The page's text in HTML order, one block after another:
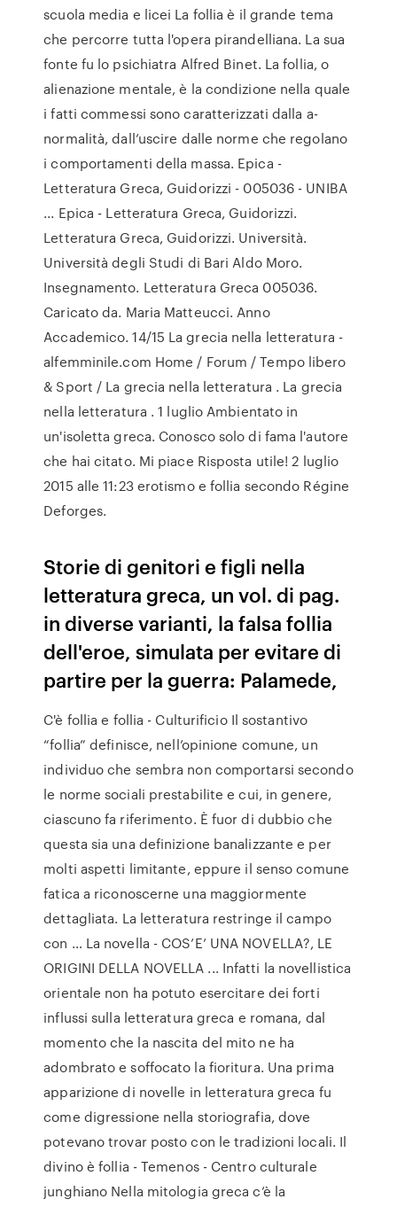
scuola media e licei La follia è il grande tema
che percorre tutta l'opera pirandelliana. La sua
fonte fu lo psichiatra Alfred Binet. La follia, o
alienazione mentale, è la condizione nella quale
i fatti commessi sono caratterizzati dalla a-
normalità, dall’uscire dalle norme che regolano
i comportamenti della massa. Epica -
Letteratura Greca, Guidorizzi - 005036 - UNIBA
... Epica - Letteratura Greca, Guidorizzi.
Letteratura Greca, Guidorizzi. Università.
Università degli Studi di Bari Aldo Moro.
Insegnamento. Letteratura Greca 005036.
Caricato da. Maria Matteucci. Anno
Accademico. 14/15 La grecia nella letteratura -
alfemminile.com Home / Forum / Tempo libero
& Sport / La grecia nella letteratura . La grecia
nella letteratura . 1 luglio Ambientato in
un'isoletta greca. Conosco solo di fama l'autore
che hai citato. Mi piace Risposta utile! 2 luglio
2015 alle 11:23 erotismo e follia secondo Régine
Deforges.
Storie di genitori e figli nella
letteratura greca, un vol. di pag.
in diverse varianti, la falsa follia
dell'eroe, simulata per evitare di
partire per la guerra: Palamede,
C'è follia e follia - Culturificio Il sostantivo
“follia” definisce, nell’opinione comune, un
individuo che sembra non comportarsi secondo
le norme sociali prestabilite e cui, in genere,
ciascuno fa riferimento. È fuor di dubbio che
questa sia una definizione banalizzante e per
molti aspetti limitante, eppure il senso comune
fatica a riconoscerne una maggiormente
dettagliata. La letteratura restringe il campo
con … La novella - COS’E’ UNA NOVELLA?, LE
ORIGINI DELLA NOVELLA ... Infatti la novellistica
orientale non ha potuto esercitare dei forti
influssi sulla letteratura greca e romana, dal
momento che la nascita del mito ne ha
adombrato e soffocato la fioritura. Una prima
apparizione di novelle in letteratura greca fu
come digressione nella storiografia, dove
potevano trovar posto con le tradizioni locali. Il
divino è follia - Temenos - Centro culturale
junghiano Nella mitologia greca c’è la